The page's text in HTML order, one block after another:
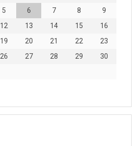
5 6 7 8
9
12 13 14 15
16
19 20 21 22
23
26 27 28 29
30